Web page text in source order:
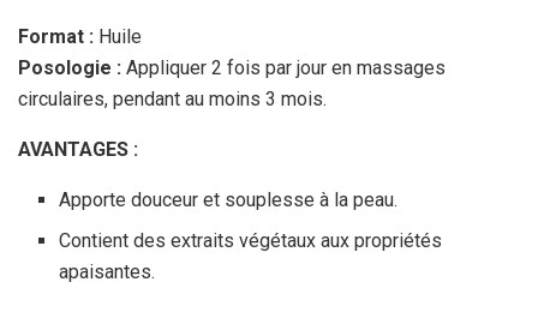
Format : Huile
Posologie : Appliquer 2 fois par jour en massages
circulaires, pendant au moins 3 mois.
AVANTAGES :
Apporte douceur et souplesse à la peau.
Contient des extraits végétaux aux propriétés
apaisantes.